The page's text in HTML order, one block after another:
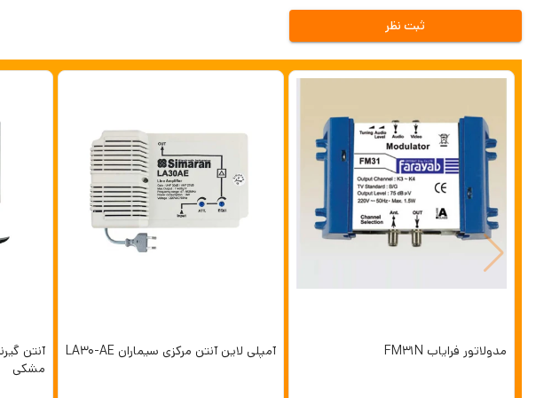
ثبت نظر
مدولاتور فرایاب FM31N آمپلی لاین آنتن مرکزی سیماران LA30-AE
مشکی